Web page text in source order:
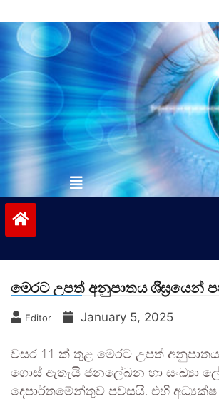
to
contentvinivida.lk
මෙරට උපත් අනුපාතය ශීඝ්‍රයෙන්
Editor January 5, 2025
වසර 11 ක් තුළ මෙරට උපත්
ගොස් ඇතැයි ජනලේඛන හා සංඛ්‍යා
දෙපාර්තමේන්තුව පවසයි. එහි